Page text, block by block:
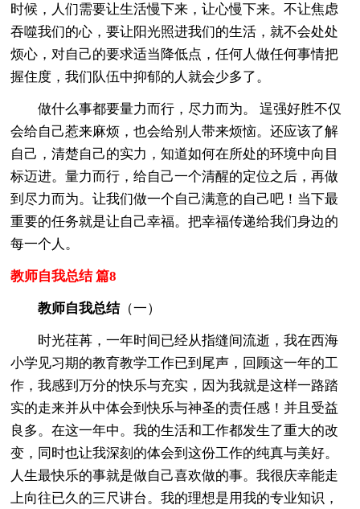
时候，人们需要让生活慢下来，让心慢下来。不让焦虑
吞噬我们的心，要让阳光照进我们的生活，就不会处处
烦心，对自己的要求适当降低点，任何人做任何事情把
握住度，我们队伍中抑郁的人就会少多了。
做什么事都要量力而行，尽力而为。 逞强好胜不仅
会给自己惹来麻烦，也会给别人带来烦恼。还应该了解
自己，清楚自己的实力，知道如何在所处的环境中向目
标迈进。量力而行，给自己一个清醒的定位之后，再做
到尽力而为。让我们做一个自己满意的自己吧！当下最
重要的任务就是让自己幸福。把幸福传递给我们身边的
每一个人。
教师自我总结 篇8
教师自我总结（一）
时光荏苒，一年时间已经从指缝间流逝，我在西海
小学见习期的教育教学工作已到尾声，回顾这一年的工
作，我感到万分的快乐与充实，因为我就是这样一路踏
实的走来并从中体会到快乐与神圣的责任感！并且受益
良多。在这一年中。我的生活和工作都发生了重大的改
变，同时也让我深刻的体会到这份工作的纯真与美好。
人生最快乐的事就是做自己喜欢做的事。我很庆幸能走
上向往已久的三尺讲台。我的理想是用我的专业知识，